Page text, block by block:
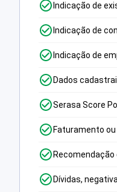
Indicação de
Indicação de
Indicação de
Dados
Serasa Score
Faturamento
Dívidas,